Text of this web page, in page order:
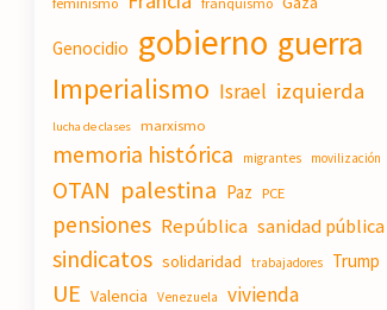
19/07/2026
Actos en Valencia y Alicante contra
la represión del activismo por
Palestina.
16/07/2026
El fuego no tiene la culpa en Los
Gallardos (Almería)
Genocidio gobierno guerra
Imperialismo Israel izquierda
lucha de clases marxismo
memoria histórica migrantes movilización
OTAN palestina Paz PCE
pensiones República sanidad pública
sindicatos solidaridad trabajadores Trump
UE Valencia Venezuela vivienda